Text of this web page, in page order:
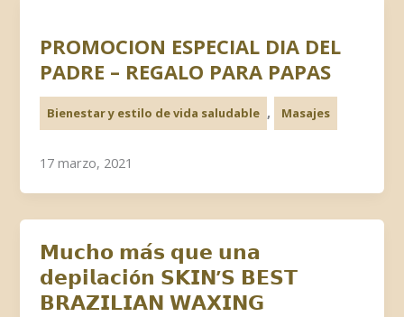
PROMOCION ESPECIAL DIA DEL
PADRE – REGALO PARA PAPAS
Bienestar y estilo de vida saludable , Masajes
17 marzo, 2021
𝗠𝘂𝗰𝗵𝗼 𝗺𝗮́𝘀 𝗾𝘂𝗲 𝘂𝗻𝗮
𝗱𝗲𝗽𝗶𝗹𝗮𝗰𝗶ó𝗻 𝗦𝗞𝗜𝗡’𝗦 𝗕𝗘𝗦𝗧
𝗕𝗥𝗔𝗭𝗜𝗟𝗜𝗔𝗡 𝗪𝗔𝗫𝗜𝗡𝗚